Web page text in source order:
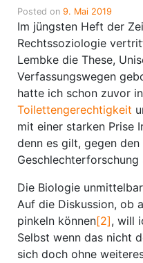
Posted on 9. Mai 2019
Im jüngsten Heft der
Rechtssoziologie
Lembke die These,
Verfassungswegen
hatte ich schon zuvor
Toilettengerechtigkeit
mit einer starken Prise
denn es gilt, gegen
Geschlechterforschung
Die Biologie
Auf die Diskussion, ob
pinkeln können[2], will
Selbst wenn das nicht
sich doch ohne